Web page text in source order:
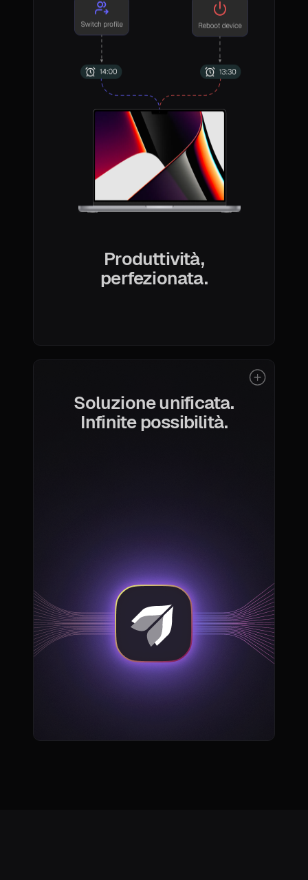
Produttività,
perfezionata.
Soluzione unificata.
Infinite possibilità.